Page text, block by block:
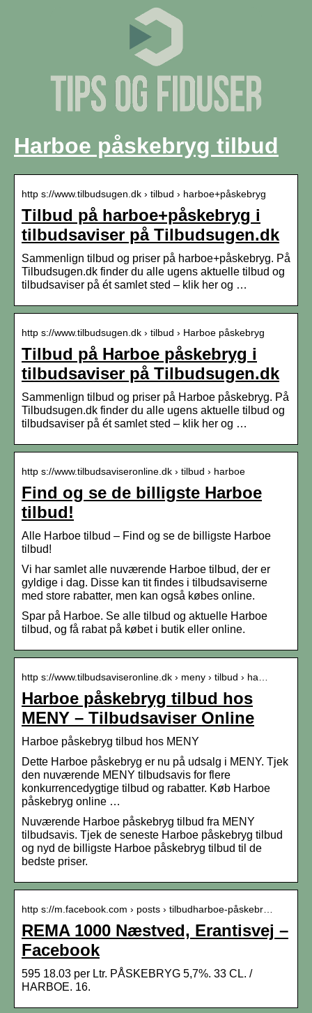
Harboe påskebryg tilbud
http s://www.tilbudsugen.dk › tilbud › harboe+påskebryg
Tilbud på harboe+påskebryg i
tilbudsaviser på Tilbudsugen.dk
Sammenlign tilbud og priser på harboe+påskebryg. På
Tilbudsugen.dk finder du alle ugens aktuelle tilbud og
tilbudsaviser på ét samlet sted – klik her og …
http s://www.tilbudsugen.dk › tilbud › Harboe påskebryg
Tilbud på Harboe påskebryg i
tilbudsaviser på Tilbudsugen.dk
Sammenlign tilbud og priser på Harboe påskebryg. På
Tilbudsugen.dk finder du alle ugens aktuelle tilbud og
tilbudsaviser på ét samlet sted – klik her og …
http s://www.tilbudsaviseronline.dk › tilbud › harboe
Find og se de billigste Harboe
tilbud!
Alle Harboe tilbud – Find og se de billigste Harboe
tilbud!
Vi har samlet alle nuværende Harboe tilbud, der er
gyldige i dag. Disse kan tit findes i tilbudsaviserne
med store rabatter, men kan også købes online.
Spar på Harboe. Se alle tilbud og aktuelle Harboe
tilbud, og få rabat på købet i butik eller online.
http s://www.tilbudsaviseronline.dk › meny › tilbud › ha…
Harboe påskebryg tilbud hos
MENY – Tilbudsaviser Online
Harboe påskebryg tilbud hos MENY
Dette Harboe påskebryg er nu på udsalg i MENY. Tjek
den nuværende MENY tilbudsavis for flere
konkurrencedygtige tilbud og rabatter. Køb Harboe
påskebryg online …
Nuværende Harboe påskebryg tilbud fra MENY
tilbudsavis. Tjek de seneste Harboe påskebryg tilbud
og nyd de billigste Harboe påskebryg tilbud til de
bedste priser.
http s://m.facebook.com › posts › tilbudharboe-påskebr…
REMA 1000 Næstved, Erantisvej –
Facebook
595 18.03 per Ltr. PÅSKEBRYG 5,7%. 33 CL. /
HARBOE. 16.